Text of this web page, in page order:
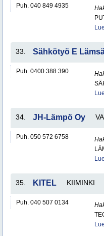
Puh. 040 849 4935
33. Sähkötyö E
Puh. 0400 388 390
34. JH-Lämpö Oy
Puh. 050 572 6758
35. KITEL KIIMINKI
Puh. 040 507 0134